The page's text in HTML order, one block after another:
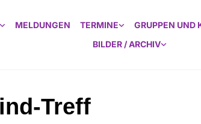
MELDUNGEN TERMINE GRUPPEN UND
BILDER / ARCHIV
Treff